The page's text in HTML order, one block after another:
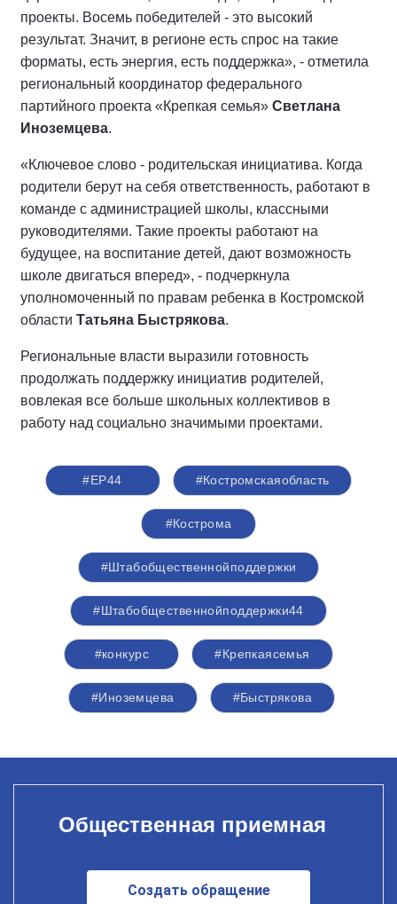
проекты. Восемь победителей - это высокий
результат. Значит, в регионе есть спрос на такие
форматы, есть энергия, есть поддержка», - отметила
региональный координатор федерального
партийного проекта «Крепкая семья» Светлана
Иноземцева.
«Ключевое слово - родительская инициатива. Когда
родители берут на себя ответственность, работают в
команде с администрацией школы, классными
руководителями. Такие проекты работают на
будущее, на воспитание детей, дают возможность
школе двигаться вперед», - подчеркнула
уполномоченный по правам ребенка в Костромской
области Татьяна Быстрякова.
Региональные власти выразили готовность
продолжать поддержку инициатив родителей,
вовлекая все больше школьных коллективов в
работу над социально значимыми проектами.
#ЕР44 #Костромскаяобласть
#Кострома
#Штабобщественнойподдержки
#Штабобщественнойподдержки44
#конкурс #Крепкаясемья
#Иноземцева #Быстрякова
Общественная приемная
Создать обращение